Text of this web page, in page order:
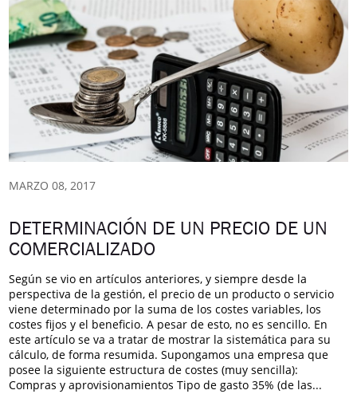
SERVICIOS
BLOG CONTACTO
MARZO 08, 2017
DETERMINACIÓN DE UN PRECIO DE UN
COMERCIALIZADO
Según se vio en artículos anteriores, y siempre desde la
perspectiva de la gestión, el precio de un producto o servicio
viene determinado por la suma de los costes variables, los
costes fijos y el beneficio. A pesar de esto, no es sencillo. En
este artículo se va a tratar de mostrar la sistemática para su
cálculo, de forma resumida. Supongamos una empresa que
posee la siguiente estructura de costes (muy sencilla):
Compras y aprovisionamientos Tipo de gasto 35% (de las...